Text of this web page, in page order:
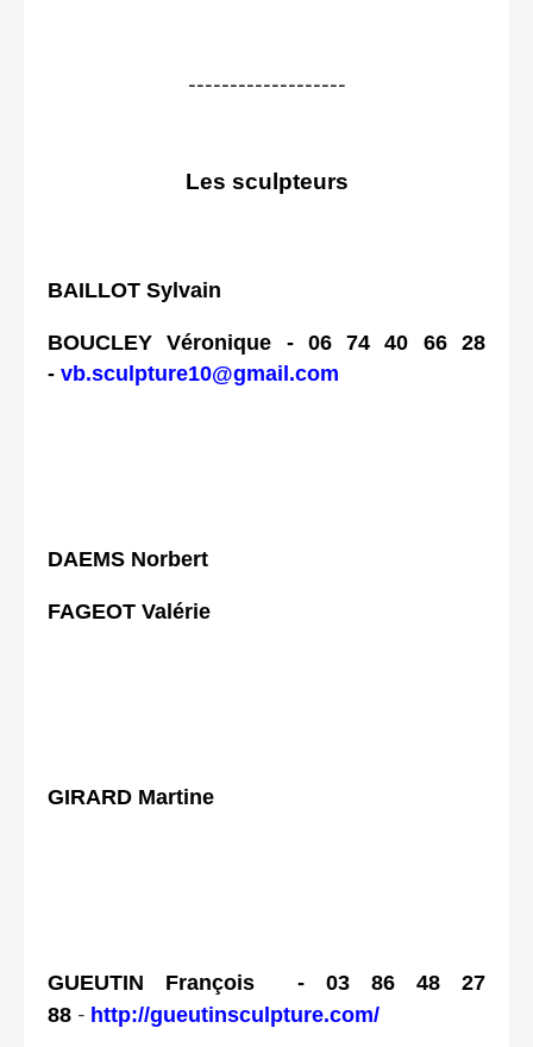
-------------------
Les sculpteurs
BAILLOT Sylvain
BOUCLEY Véronique - 06 74 40 66 28
- vb.sculpture10@gmail.com
DAEMS Norbert
FAGEOT Valérie
GIRARD Martine
GUEUTIN François - 03 86 48 27
88 - http://gueutinsculpture.com/